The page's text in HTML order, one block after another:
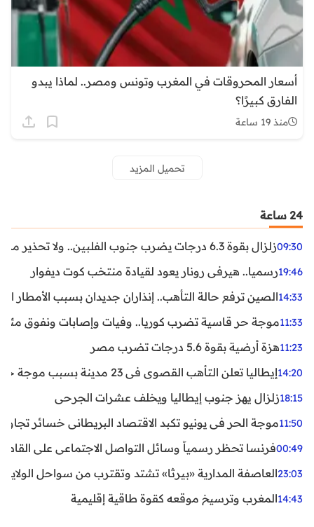
أسعار المحروقات في المغرب وتونس ومصر.. لماذا يبدو
الفارق كبيرًا؟
منذ 19 ساعة
تحميل المزيد
24 ساعة
09:30زلزال بقوة 6.3 درجات يضرب جنوب الفلبين.. ولا تحذير من تسونامي حتى الآن
19:46رسميا.. هيرفي رونار يعود لقيادة منتخب كوت ديفوار
14:33الصين ترفع حالة التأهب.. إنذاران جديدان بسبب الأمطار
11:33موجة حر قاسية تضرب كوريا.. وفيات وإصابات ونفوق مئات
11:23هزة أرضية بقوة 5.6 درجات تضرب مصر
14:20إيطاليا تعلن التأهب القصوى في 23 مدينة بسبب موجة حر شديدة
18:15زلزال يهز جنوب إيطاليا ويخلف عشرات الجرحى
11:50موجة الحر في يونيو تكبد الاقتصاد البريطاني خسائر تجاوزت 1.5 مليار
00:49فرنسا تحظر رسمياً وسائل التواصل الاجتماعي على القاصرين
23:03العاصفة المدارية «بيرثا» تشتد وتقترب من سواحل
14:43المغرب وترسيخ موقعه كقوة طاقية إقليمية